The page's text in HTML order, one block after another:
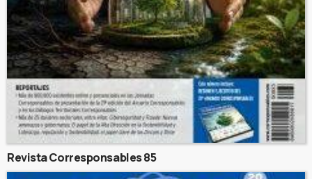
Revista Corresponsables 85